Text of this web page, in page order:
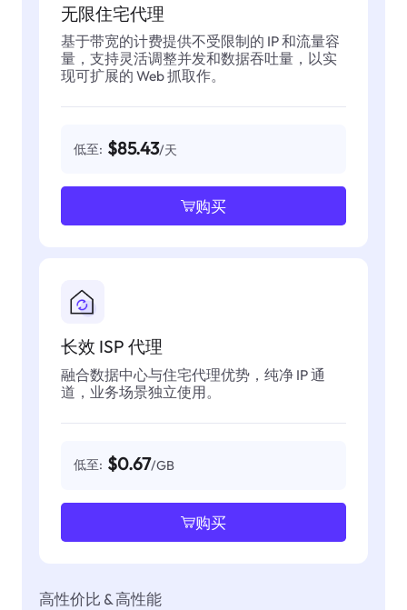
无限住宅代理
基于带宽的计费提供不受限制的 IP 和流量容
量，支持灵活调整并发和数据吞吐量，以实
现可扩展的 Web 抓取作。
低至: $85.43/天
购买
长效 ISP 代理
融合数据中心与住宅代理优势，纯净 IP 通
道，业务场景独立使用。
低至: $0.67/GB
购买
高性价比 & 高性能